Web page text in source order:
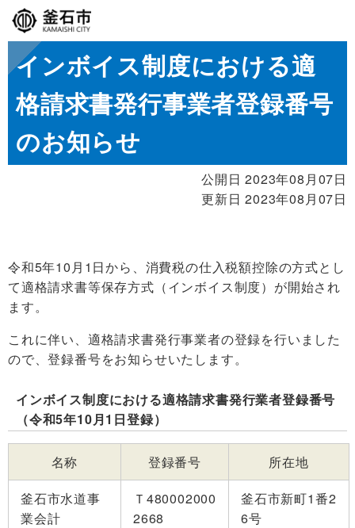
インボイス制度における適
格請求書発行事業者登録番号
のお知らせ
公開日 2023年08月07日
更新日 2023年08月07日
令和5年10月1日から、消費税の仕入税額控除の方式とし
て適格請求書等保存方式（インボイス制度）が開始され
ます。
これに伴い、適格請求書発行事業者の登録を行いました
ので、登録番号をお知らせいたします。
インボイス制度における適格請求書発行業者登録番号
（令和5年10月1日登録）
名称 登録番号
所在地
釜石市水道事
業会計
Ｔ480002000
2668
釜石市新町1番2
6号